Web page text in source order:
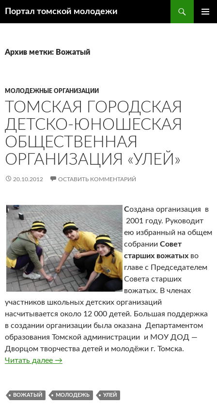
Портал томской молодежи
Архив метки: Вожатый
МОЛОДЕЖНЫЕ ОРГАНИЗАЦИИ
ТОМСКАЯ ГОРОДСКАЯ
ДЕТСКО-ЮНОШЕСКАЯ
ОБЩЕСТВЕННАЯ
ОРГАНИЗАЦИЯ «УЛЕЙ»
20.10.2012 ОСТАВИТЬ КОММЕНТАРИЙ
Создана организация в
2001 году. Руководит
ею избранный на общем
собрании Совет
старших вожатых во
главе с Председателем
Совета старших
вожатых. В членах
участников школьных детских организаций
насчитывается около 12 000 детей. Большая поддержка
в создании организации была оказана Департаментом
образования Томской администрации и МОУ ДОД —
Дворцом творчества детей и молодёжи г. Томска.
Читать далее Томская городская детско-юношеская
→
ВОЖАТЫЙ МОЛОДЕЖЬ УЛЕЙ